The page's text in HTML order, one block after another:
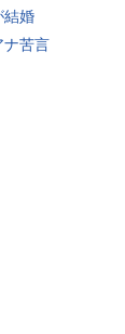
結婚
ナ苦言